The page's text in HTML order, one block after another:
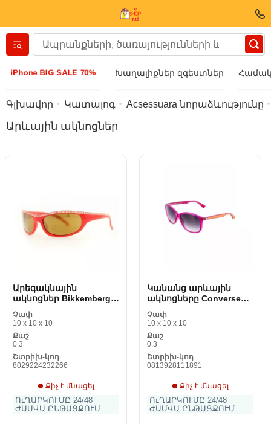
iPhone BIG SALE 70% Խաղալիքներ զգեստներ
Вернуться назад
Աքսեսուարի
Ձեռքի ժամացույց
Գլխավոր Կատալոգ Acsessuara նորաձևությունը
Արևային ակնոցներ
Արեգակնային
ակնոցներ Bikkembergs
Չափ
10 x 10 x 10
Քաշ
0.3
Շտրիխ-կոդ
8029224232266
Քիչ է մնացել
ՈւՂԱՐԿՈՒՄԸ 24/48
ԺԱՄՎԱ ԸՆԹԱՑՔՈՒՄ
Կանանց արևային
ակնոցները Converse
(3660 mm)
Չափ
10 x 10 x 10
Քաշ
0.3
Շտրիխ-կոդ
0813928111891
Քիչ է մնացել
ՈւՂԱՐԿՈՒՄԸ 24/48
ԺԱՄՎԱ ԸՆԹԱՑՔՈՒՄ